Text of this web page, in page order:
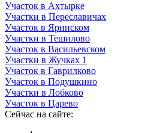
Участок в Ахтырке
Участки в Переславичах
Участок в Яринском
Участки в Тешилово
Участок в Васильевском
Участки в Жучках 1
Участок в Гаврилково
Участок в Подушкино
Участки в Лобково
Участок в Царево
Сейчас на сайте: